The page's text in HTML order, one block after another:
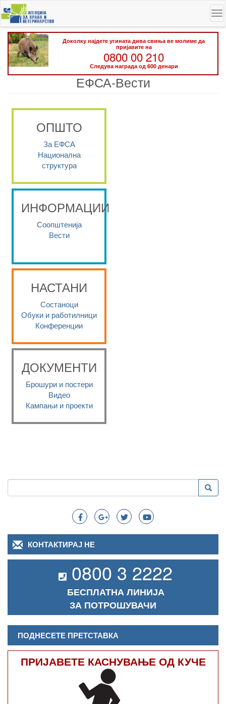
Skip
to
main
content
Доколку најдете угината дива свиња ве молиме да
пријавите на
0800 00 210
Следува награда од 600 денари
ЕФСА-Вести
ОПШТО
За ЕФСА
Национална
структура
ИНФОРМАЦИИ
Соопштенија
Вести
НАСТАНИ
Состаноци
Обуки и работилници
Конференции
ДОКУМЕНТИ
Брошури и постери
Видео
Кампањи и проекти
Search
Пребарување
КОНТАКТИРАЈ НЕ
0800 3 2222
БЕСПЛАТНА ЛИНИЈА
ЗА ПОТРОШУВАЧИ
ПОДНЕСЕТЕ ПРЕТСТАВКА
ПРИЈАВЕТЕ КАСНУВАЊЕ ОД КУЧЕ